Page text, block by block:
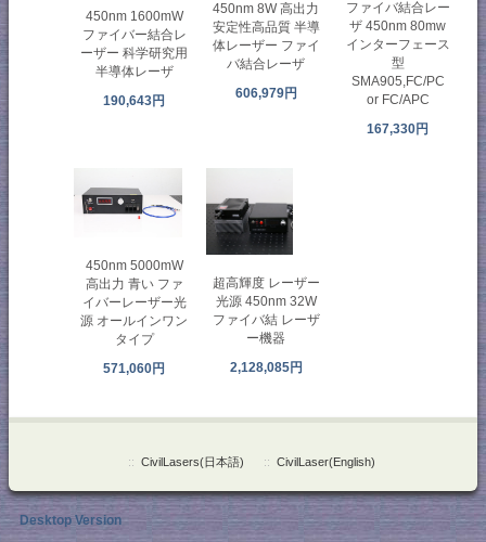
450nm 1600mW
ファイバー結合レ
ーザー 科学研究用
半導体レーザ
190,643円
450nm 8W 高出力
安定性高品質 半導
体レーザー ファイ
バ結合レーザ
606,979円
ファイバ結合レー
ザ 450nm 80mw
インターフェース
型
SMA905,FC/PC
or FC/APC
167,330円
450nm 5000mW
高出力 青い ファ
イバーレーザー光
源 オールインワン
タイプ
571,060円
超高輝度 レーザー
光源 450nm 32W
ファイバ結 レーザ
ー機器
2,128,085円
:: CivilLasers(日本語) :: CivilLaser(English)
Desktop Version